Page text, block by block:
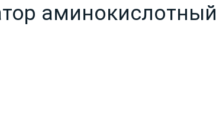
аминокислотный